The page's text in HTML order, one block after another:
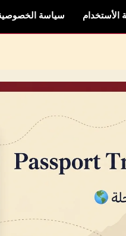
الأستخدام سياسة